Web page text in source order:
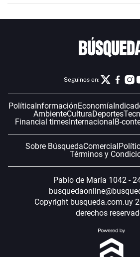
Seguinos en:
PolíticaInformaciónEconomía
AmbienteCulturaDeportes
Financial timesInternacionalB-
Sobre BúsquedaComercial
Términos y
Pablo de María 1042 -
Copyright busqueda.com.uy
derechos